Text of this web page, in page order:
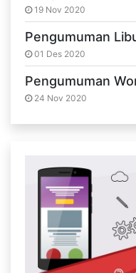
19 Nov 2020
Pengumuman
01 Des 2020
Pengumuman
24 Nov 2020